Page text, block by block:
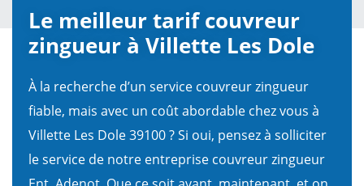
Le meilleur tarif couvreur
zingueur à Villette Les Dole
À la recherche d’un service couvreur zingueur
fiable, mais avec un coût abordable chez vous à
Villette Les Dole 39100 ? Si oui, pensez à solliciter
le service de notre entreprise couvreur zingueur